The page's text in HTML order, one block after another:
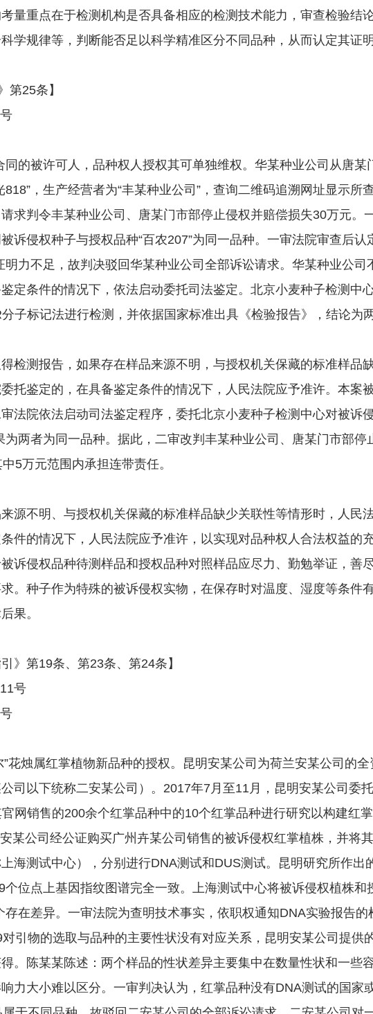
量重点在于检测机构是否具备相应的检测技术能力，审查检验结
学规律等，判断能否足以科学精准区分不同品种，从而认定其证明
第25条】
的被许可人，品种权人授权其可单独维权。华某种业公司从唐某
，生产经营者为“丰某种业公司”，查询二维码追溯网址显示所
求判令丰某种业公司、唐某门市部停止侵权并赔偿损失30万元。
诉侵权种子与授权品种“百农207”为同一品种。一审法院审查后
力不足，故判决驳回华某种业公司全部诉讼请求。华某种业公司
定条件的情况下，依法启动委托司法鉴定。北京小麦种子检测中
子标记法进行检测，并依据国家标准出具《检验报告》，结论为
测报告，如果存在样品来源不明，与授权机关保藏的标准样品
托鉴定的，在具备鉴定条件的情况下，人民法院应予准许。本案
法院依法启动司法鉴定程序，委托北京小麦种子检测中心对被诉
为两者为同一品种。据此，二审改判丰某种业公司、唐某门市部
5万元范围内承担连带责任。
不明、与授权机关保藏的标准样品缺少关联性等情形时，人民
件的情况下，人民法院应予准许，以实现对品种权人合法权益的
诉侵权品种待测样品和授权品种对照样品应尽力、勤勉举证，善
。种子作为特殊的被诉侵权实物，在保存时对温度、湿度等条件
果。
引》第19条、第23条、第24条】
号
烛属红掌植物新品种的授权。昆明安某公司为荷兰安某公司的全
司以下统称二安某公司）。2017年7月至11月，昆明安某公司委
网销售的200余个红掌品种中的10个红掌品种进行研究以构建红
某公司经公证购买广州卉某公司销售的被诉侵权红掌植株，并将
海测试中心），分别进行DNA测试和DUS测试。昆明研究所作出
位点上基因指纹图谱完全一致。上海测试中心将被诉侵权植株和
在差异。一审法院为查明技术事实，依职权通知DNA实验报告的
引物的选取与品种的主要性状没有对应关系，昆明安某公司提供
。陈某某陈述：两个样品的性状差异主要集中在数量性状和一些
力大小难以区分。一审判决认为，红掌品种没有DNA测试的国家